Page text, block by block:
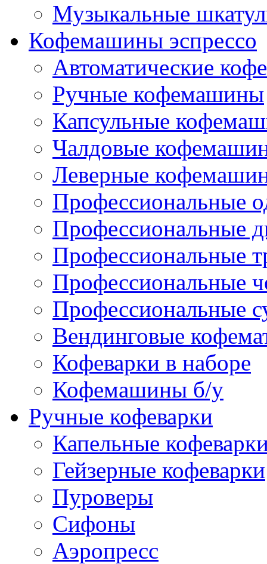
Музыкальные
Кофемашины эспрессо
Автоматические
Ручные кофемашины
Капсульные
Чалдовые
Леверные
Профессиональные
Профессиональные
Профессиональные
Профессиональные
Профессиональные
Вендинговые
Кофеварки в наборе
Кофемашины б/у
Ручные кофеварки
Капельные
Гейзерные кофеварки
Пуроверы
Сифоны
Аэропресс